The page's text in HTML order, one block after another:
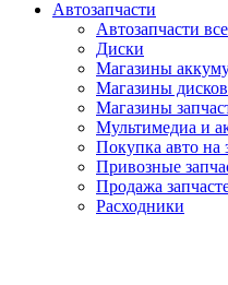
Автозапчасти
Автозапчасти все
Диски
Магазины
Магазины
Магазины
Мультимедиа и
Покупка авто на
Привозные
Продажа
Расходники